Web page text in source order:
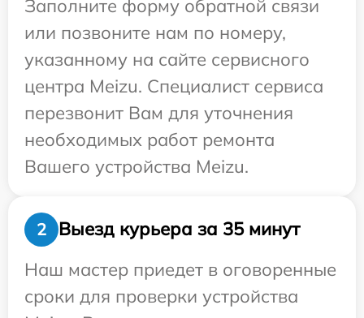
Заполните форму обратной связи
или позвоните нам по номеру,
указанному на сайте сервисного
центра Meizu. Специалист сервиса
перезвонит Вам для уточнения
необходимых работ ремонта
Вашего устройства Meizu.
2
Выезд курьера за 35 минут
Наш мастер приедет в оговоренные
сроки для проверки устройства